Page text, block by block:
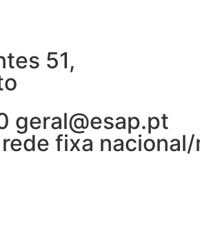
51,
geral@esap.pt
fixa